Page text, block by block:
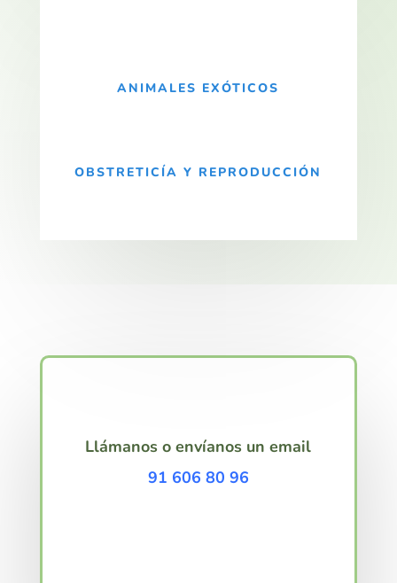
ANIMALES EXÓTICOS
OBSTRETICÍA Y REPRODUCCIÓN
Llámanos o envíanos un email
91 606 80 96